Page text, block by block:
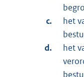
het
het